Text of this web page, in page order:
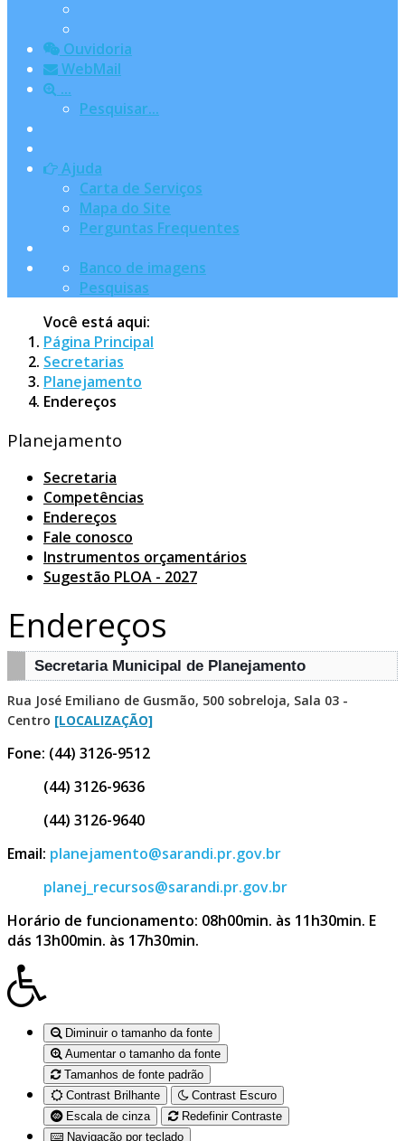
Ouvidoria
WebMail
...
Pesquisar...
Ajuda
Carta de Serviços
Mapa do Site
Perguntas Frequentes
Banco de imagens
Pesquisas
Você está aqui:
Página Principal
Secretarias
Planejamento
Endereços
Planejamento
Secretaria
Competências
Endereços
Fale conosco
Instrumentos orçamentários
Sugestão PLOA - 2027
Endereços
Secretaria Municipal de Planejamento
Rua José Emiliano de Gusmão, 500 sobreloja, Sala 03 -
Centro [LOCALIZAÇÃO]
Fone: (44) 3126-9512
(44) 3126-9636
(44) 3126-9640
Email: planejamento@sarandi.pr.gov.br
planej_recursos@sarandi.pr.gov.br
Horário de funcionamento: 08h00min. às 11h30min. E
dás 13h00min. às 17h30min.
Diminuir o tamanho da fonte
Aumentar o tamanho da fonte
Tamanhos de fonte padrão
Contrast Brilhante
Contrast Escuro
Escala de cinza
Redefinir Contraste
Navigação por teclado